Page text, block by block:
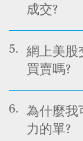
成交?
5.
網上美股
買賣嗎?
6.
為什麼我
力的單?